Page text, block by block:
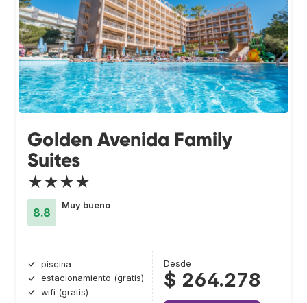
Golden Avenida Family
Suites
★★★★
8.8
Muy bueno
piscina
estacionamiento (gratis)
wifi (gratis)
Desde
$ 264.278